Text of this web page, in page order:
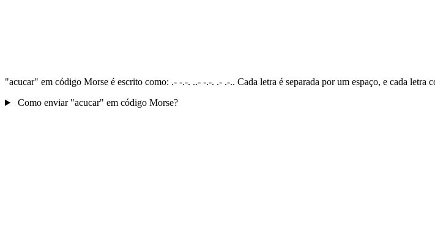
"acucar" em código Morse é escrito como: .- -.-. ..- -.-. .- .-.. Cada letra é separada por um espaço, e cada letra
Como enviar "acucar" em código Morse?